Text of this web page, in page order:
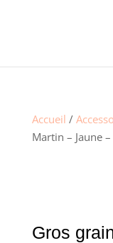
Accueil /
Martin – Jaune
Gros